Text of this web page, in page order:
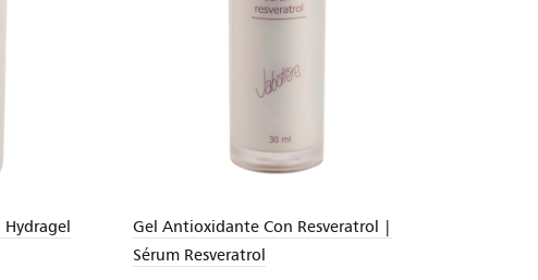
Gel Antioxidante Con Resveratrol |
Sérum Resveratrol